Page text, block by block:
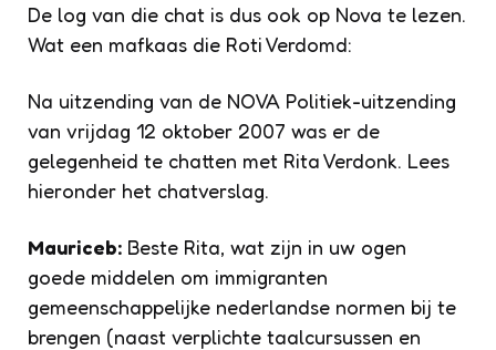
De log van die chat is dus ook op Nova te lezen.
Wat een mafkaas die Roti Verdomd:
Na uitzending van de NOVA Politiek-uitzending
van vrijdag 12 oktober 2007 was er de
gelegenheid te chatten met Rita Verdonk. Lees
hieronder het chatverslag.
Mauriceb: Beste Rita, wat zijn in uw ogen
goede middelen om immigranten
gemeenschappelijke nederlandse normen bij te
brengen (naast verplichte taalcursussen en